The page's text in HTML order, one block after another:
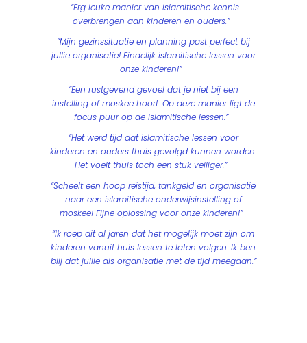
“Erg leuke manier van islamitische kennis
overbrengen aan kinderen en ouders.”
“Mijn gezinssituatie en planning past perfect bij
jullie organisatie! Eindelijk islamitische lessen voor
onze kinderen!”
“Een rustgevend gevoel dat je niet bij een
instelling of moskee hoort. Op deze manier ligt de
focus puur op de islamitische lessen.”
“Het werd tijd dat islamitische lessen voor
kinderen en ouders thuis gevolgd kunnen worden.
Het voelt thuis toch een stuk veiliger.”
“Scheelt een hoop reistijd, tankgeld en organisatie
naar een islamitische onderwijsinstelling of
moskee! Fijne oplossing voor onze kinderen!”
“Ik roep dit al jaren dat het mogelijk moet zijn om
kinderen vanuit huis lessen te laten volgen. Ik ben
blij dat jullie als organisatie met de tijd meegaan.”